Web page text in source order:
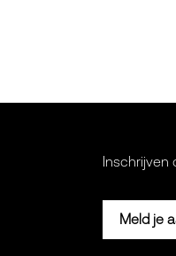
Inschrijven
Meld je